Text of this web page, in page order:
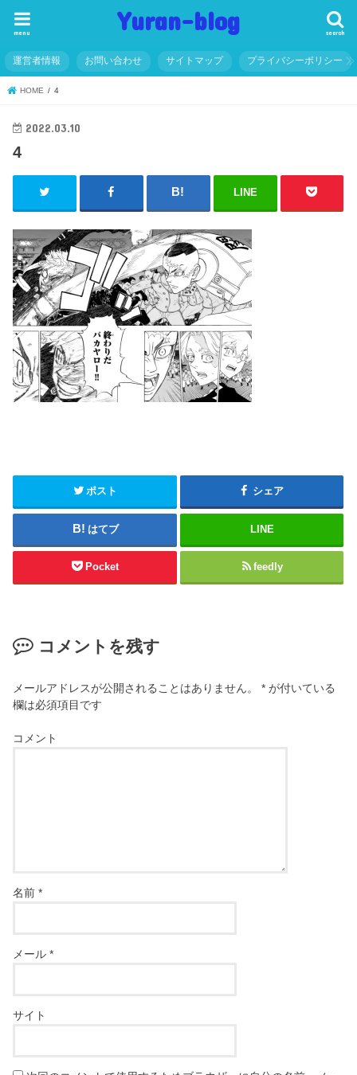
Yuran-blog search
menu
運営者情報 お問い合わせ サイトマップ プライバシーポリシー
HOME 4
2022.03.10
4
LINE
ポスト シェア
はてブ LINE
Pocket feedly
コメントを残す
メールアドレスが公開されることはありません。 * が付いている
欄は必須項目です
コメント
名前*
メール*
サイト